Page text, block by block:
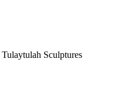
Tulaytulah Sculptures